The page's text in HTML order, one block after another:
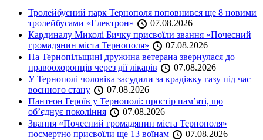
Тролейбусний парк Тернополя поповнився ще 8 новими
тролейбусами «Електрон»
07.08.2026
Кардиналу Миколі Бичку присвоїли звання «Почесний
громадянин міста Тернополя»
07.08.2026
На Тернопільщині дружина ветерана звернулася до
правоохоронців через дії лікарів
07.08.2026
У Тернополі чоловіка засудили за крадіжку газу під час
воєнного стану
07.08.2026
Пантеон Героїв у Тернополі: простір пам’яті, що
об’єднує покоління
07.08.2026
Звання «Почесний громадянин міста Тернополя»
посмертно присвоїли ще 13 воїнам
07.08.2026